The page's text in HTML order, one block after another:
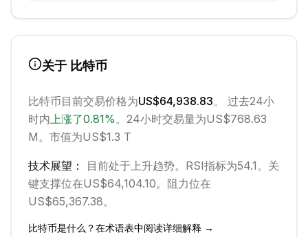
关于 比特币
比特币目前交易价格为US$64,938.83。 过去24小
时内上涨了0.81%。 24小时交易量为US$768.63
M。 市值为US$1.3 T
技术展望： 目前处于上升趋势。 RSI指标为54.1。 关
键支撑位在US$64,104.10。 阻力位在
US$65,367.38。
比特币是什么？在术语表中阅读详细解释 →